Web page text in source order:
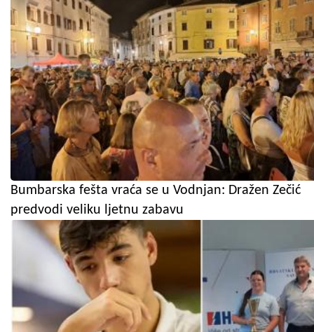
Bumbarska fešta vraća se u Vodnjan: Dražen Zečić
predvodi veliku ljetnu zabavu